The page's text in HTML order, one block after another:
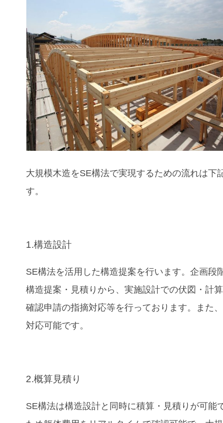
大規模木造をSE構法で実現するための流れは下
す。
1.構造設計
SE構法を活用した構造提案を行います。企画段
構造提案・見積りから、実施設計での伏図・計
確認申請の指摘対応等を行っております。また
対応可能です。
2.概算見積り
SE構法は構造設計と同時に積算・見積りが可能